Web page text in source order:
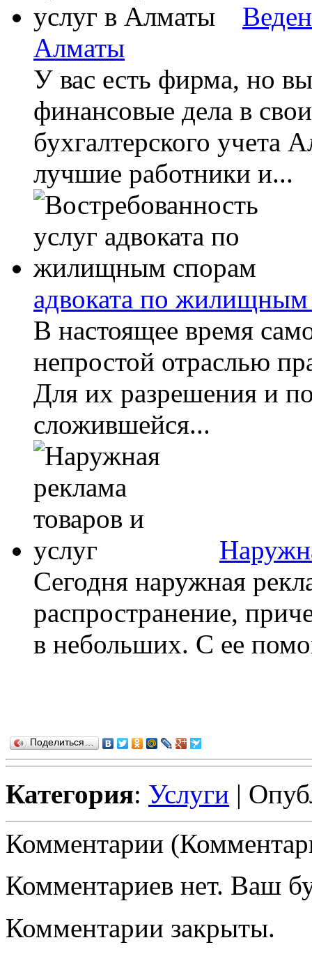
Алматы
У вас есть фирма, но
финансовые дела в
бухгалтерского
лучшие работники и...
адвоката по
В настоящее время
непростой отраслью
Для их разрешения и
сложившейся...
Сегодня наружная
распространение,
в небольших. С ее
Поделиться…
Категория: Услуги |
Комментарии
Комментариев нет. Ваш
Комментарии закрыты.